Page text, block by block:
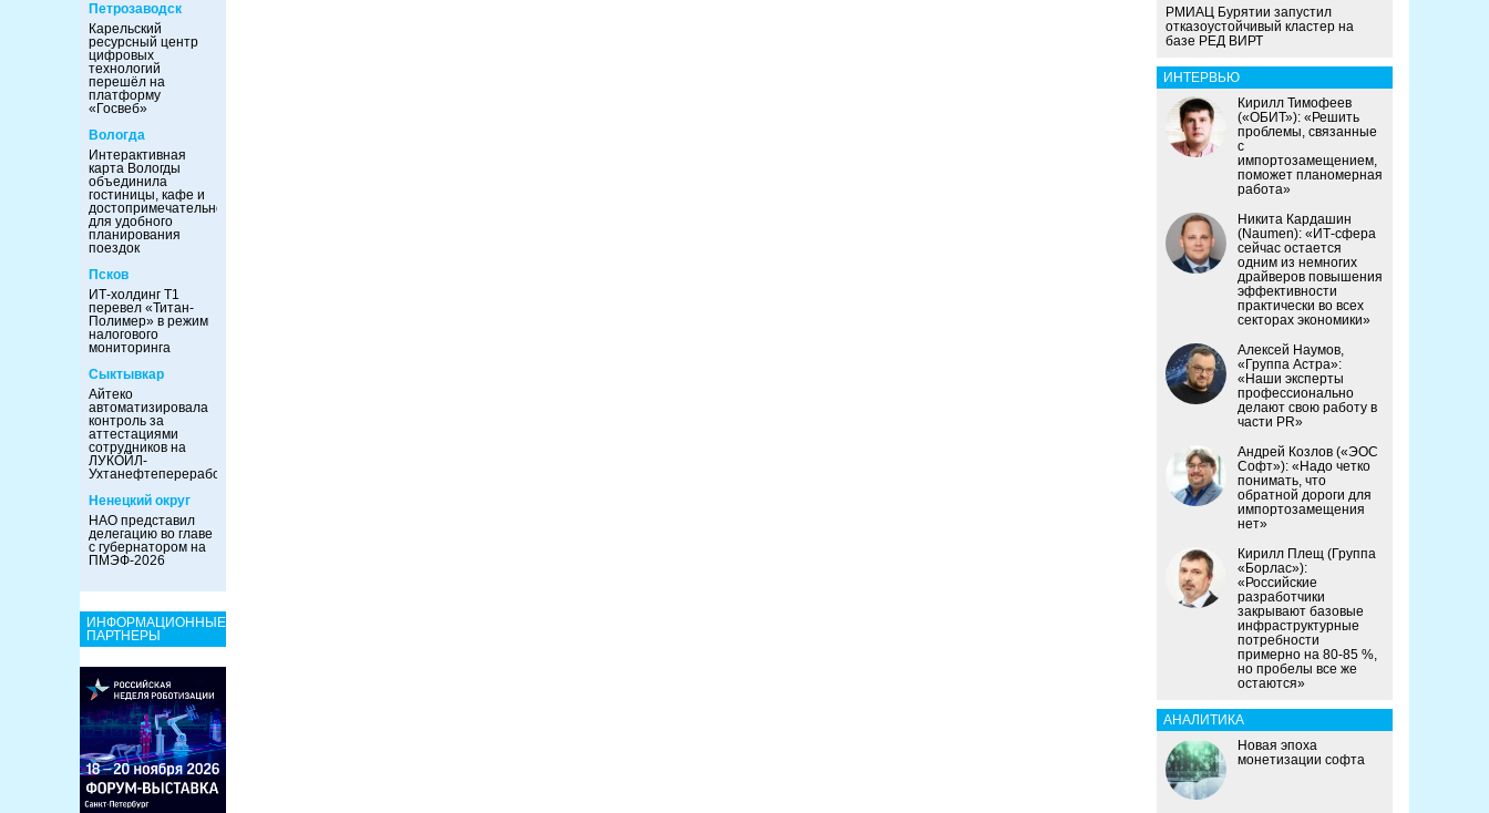
Петрозаводск
Карельский
ресурсный центр
цифровых
технологий
перешёл на
платформу
«Госвеб»
Вологда
Интерактивная
карта Вологды
объединила
гостиницы, кафе и
достопримечательности
для удобного
планирования
поездок
Псков
ИТ-холдинг Т1
перевел «Титан-
Полимер» в режим
налогового
мониторинга
Сыктывкар
Айтеко
автоматизировала
контроль за
аттестациями
сотрудников на
ЛУКОЙЛ-
Ухтанефтепереработка
Ненецкий округ
НАО представил
делегацию во главе
с губернатором на
ПМЭФ-2026
ИНФОРМАЦИОННЫЕ
ПАРТНЕРЫ
РМИАЦ Бурятии запустил
отказоустойчивый кластер на
базе РЕД ВИРТ
ИНТЕРВЬЮ
Кирилл Тимофеев
(«ОБИТ»): «Решить
проблемы, связанные
с
импортозамещением,
поможет планомерная
работа»
Никита Кардашин
(Naumen): «ИТ-сфера
сейчас остается
одним из немногих
драйверов повышения
эффективности
практически во всех
секторах экономики»
Алексей Наумов,
«Группа Астра»:
«Наши эксперты
профессионально
делают свою работу в
части PR»
Андрей Козлов («ЭОС
Софт»): «Надо четко
понимать, что
обратной дороги для
импортозамещения
нет»
Кирилл Плещ (Группа
«Борлас»):
«Российские
разработчики
закрывают базовые
инфраструктурные
потребности
примерно на 80-85 %,
но пробелы все же
остаются»
АНАЛИТИКА
Новая эпоха
монетизации софта